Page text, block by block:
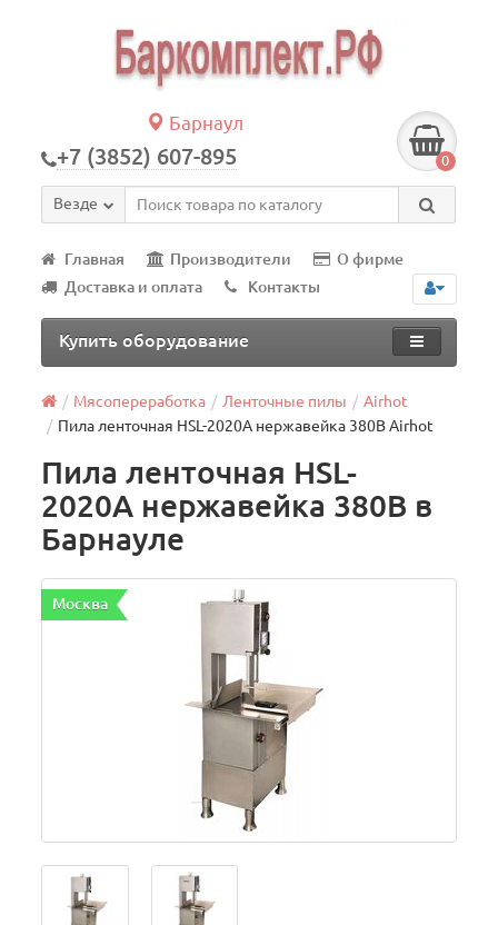
Барнаул
+7 (3852) 607-895 0
Везде
Главная Производители
О фирме
Доставка и оплата
Контакты
Купить оборудование
Мясопереработка Ленточные пилы
Airhot
Пила ленточная HSL-2020A нержавейка 380В Airhot
Пила ленточная HSL-
2020A нержавейка 380В в
Барнауле
Москва